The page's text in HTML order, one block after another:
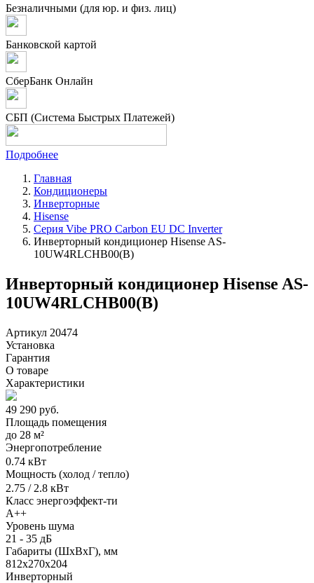
Безналичными (для юр. и физ. лиц)
Банковской картой
СберБанк Онлайн
СБП (Система Быстрых Платежей)
Подробнее
Главная
Кондиционеры
Инверторные
Hisense
Серия Vibe PRO Carbon EU DC Inverter
Инверторный кондиционер Hisense AS-
10UW4RLCHB00(B)
Инверторный кондиционер Hisense AS-
10UW4RLCHB00(B)
Артикул 20474
Установка
Гарантия
О товаре
Характеристики
49 290 руб.
Площадь помещения
до 28 м²
Энергопотребление
0.74 кВт
Мощность (холод / тепло)
2.75 / 2.8 кВт
Класс энергоэффект-ти
A++
Уровень шума
21 - 35 дБ
Габариты (ШxВxГ), мм
812x270x204
Инверторный